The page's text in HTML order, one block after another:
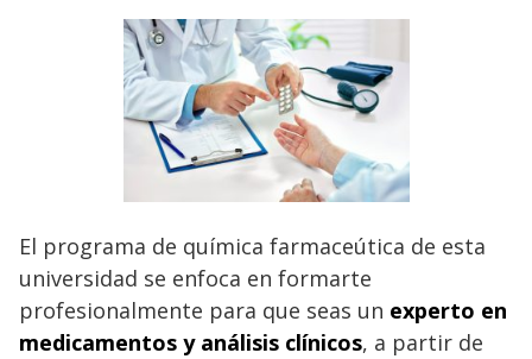
El programa de química farmaceútica de esta
universidad se enfoca en formarte
profesionalmente para que seas un experto en
medicamentos y análisis clínicos, a partir de